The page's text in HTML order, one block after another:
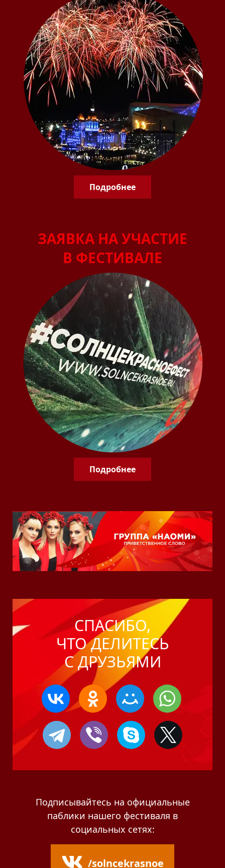
Подробнее
ЗАЯВКА НА УЧАСТИЕ
В ФЕСТИВАЛЕ
Подробнее
СПАСИБО,
ЧТО ДЕЛИТЕСЬ
С ДРУЗЬЯМИ
Подписывайтесь на официальные
паблики нашего фестиваля в
социальных сетях:
/solncekrasnoe